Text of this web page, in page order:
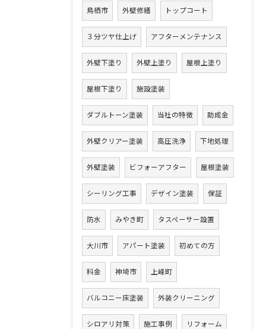
鳥栖市 外壁修繕 トップコート
３分ツヤ仕上げ アフターメンテナンス
外壁下塗り 外壁上塗り 屋根上塗り
屋根下塗り 施設塗装
ダブルトーン塗装 当社の特徴 助成金
外壁クリアー塗装 高圧洗浄 下地処理
外壁塗装 ビフォーアフター 屋根塗装
シーリング工事 デザイン塗装 保証
防水 みやき町 タスペーサー設置
大川市 アパート塗装 初めての方
料金 神埼市 上峰町
バルコニー床塗装 外装クリーニング
シロアリ対策 施工事例 リフォーム